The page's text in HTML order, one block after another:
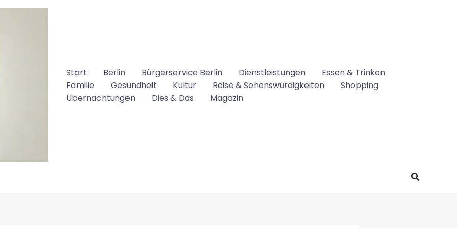
Start Berlin Bürgerservice Berlin Dienstleistungen
Essen & Trinken
Familie
Gesundheit Kultur Reise & Sehenswürdigkeiten
Shopping
Übernachtungen
Dies & Das Magazin
Suchen